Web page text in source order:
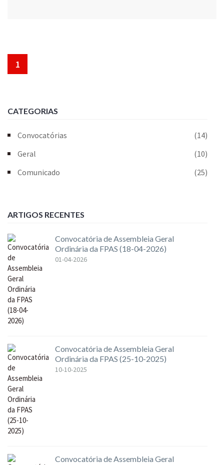
1
CATEGORIAS
Convocatórias
(14)
Geral
(10)
Comunicado
(25)
ARTIGOS RECENTES
Convocatória de Assembleia Geral
Ordinária da FPAS (18-04-2026)
01-04-2026
Convocatória de Assembleia Geral
Ordinária da FPAS (25-10-2025)
10-10-2025
Convocatória de Assembleia Geral